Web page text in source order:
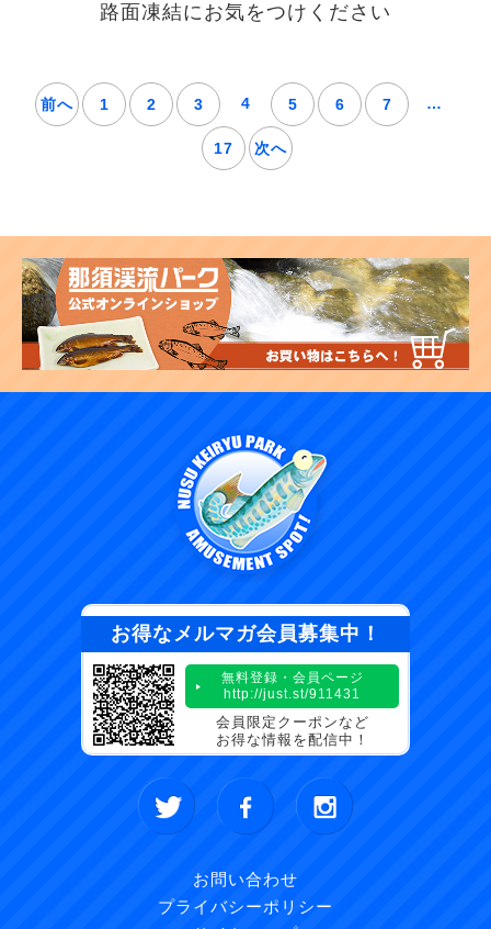
路面凍結にお気をつけください
前へ 1 2 3 4 5 6 7 …
17 次へ
お得なメルマガ会員募集中！
無料登録・会員ページ
http://just.st/911431
会員限定クーポンなど
お得な情報を配信中！
お問い合わせ
プライバシーポリシー